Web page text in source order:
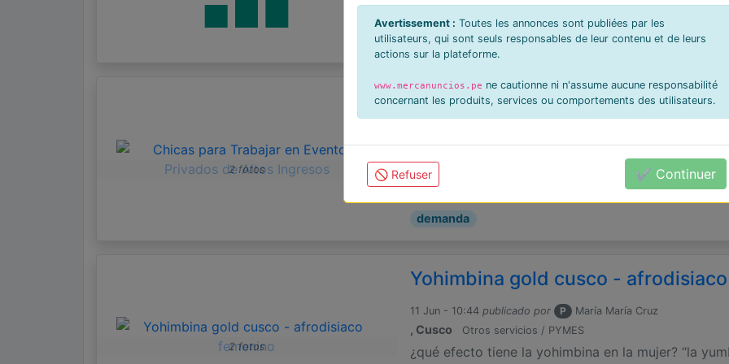
demasiado lento y no llega a todos los ...
1 PEN oferta
2 fotos
Chicas para Trabajar en Eventos
freelance
requerimos señoritas con perfil de
demanda
2 fotos
Yohimbina gold cusco -
11 Jun - 10:44 publicado por P María María Cruz
, Cusco Otros servicios / PYMES
¿qué efecto tiene la yohimbina en la mujer? “la
Avertissement : Toutes les annonces sont publiées par les
utilisateurs, qui sont seuls responsables de leur contenu et de leurs
actions sur la plateforme.
www.mercanuncios.pe ne cautionne ni n'assume aucune responsabilité
concernant les produits, services ou comportements des utilisateurs.
🚫 Refuser ✔️ Continuer